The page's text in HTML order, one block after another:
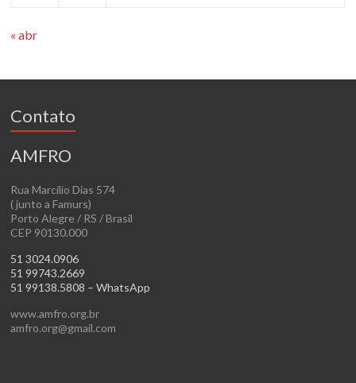
« abr
Contato
AMFRO
Rua Marcílio Dias 574
( junto a Famurs)
Porto Alegre / RS / Brasil
CEP 90130.000
51 3024.0906
51 99743.2669
51 99138.5808 – WhatsApp
www.amfro.org.br
amfro.org@gmail.com